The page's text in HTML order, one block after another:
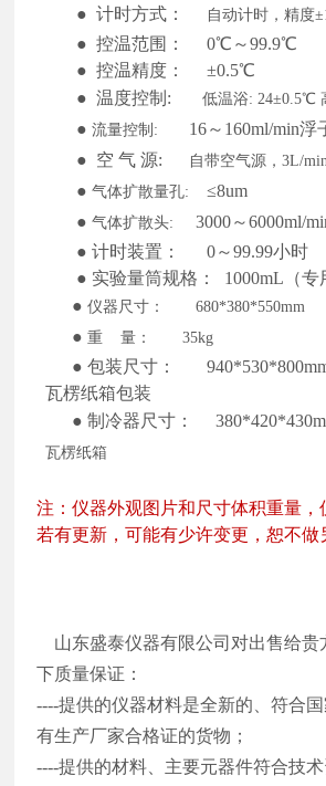
● 计时方式： 自动计时，精度
● 控温范围：
0℃～99.9℃
● 控温精度：
±0.5℃
● 温度控制: 低温浴: 24±0.5℃
● 流量控制 :
16～160ml/min
● 空 气 源: 自带空气源，3L/min
● 气体扩散量孔:
≤8um
● 气体扩散头:
3000～6000ml/
● 计时装置：
0～99.99小时
● 实验量筒规格：
1000mL（专
● 仪器尺寸： 680*380*550mm
● 重 量： 35kg
● 包装尺寸：
瓦楞纸箱包装
● 制冷器尺寸：
瓦楞纸箱
注：仪器外观图片和尺寸体积重量，
若有更新，可能有少许变更，恕不做
山东盛泰仪器有限公司对出售给贵
下质量保证：
----提供的仪器材料是全新的、符合
有生产厂家合格证的货物；
----提供的材料、主要元器件符合技